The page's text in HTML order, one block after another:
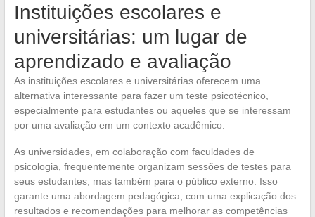
Instituições escolares e
universitárias: um lugar de
aprendizado e avaliação
As instituições escolares e universitárias oferecem uma
alternativa interessante para fazer um teste psicotécnico,
especialmente para estudantes ou aqueles que se interessam
por uma avaliação em um contexto acadêmico.
As universidades, em colaboração com faculdades de
psicologia, frequentemente organizam sessões de testes para
seus estudantes, mas também para o público externo. Isso
garante uma abordagem pedagógica, com uma explicação dos
resultados e recomendações para melhorar as competências